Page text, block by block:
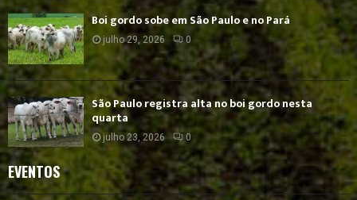
Boi gordo sobe em São Paulo e no Pará
julho 29, 2026 0
São Paulo registra alta no boi gordo nesta
quarta
julho 23, 2026 0
EVENTOS